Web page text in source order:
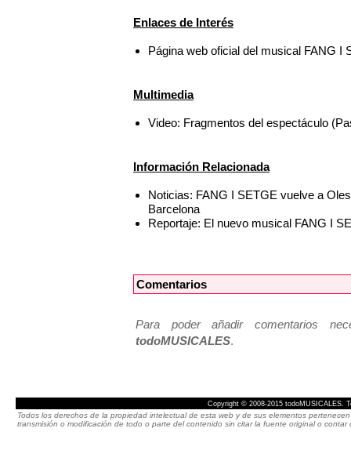
Enlaces de Interés
Página web oficial del musical FANG I
Multimedia
Video: Fragmentos del espectáculo
Información Relacionada
Noticias: FANG I SETGE vuelve a
Barcelona
Reportaje: El nuevo musical FANG I
Comentarios
Para poder añadir comentarios
todoMUSICALES.
Copyright © 2008-2015 todoMUSICALES.
Todos los derechos de la propiedad intelectual de esta web y de sus elementos
transmisión o modificación de todo o parte del contenido sin citar la fuente original o